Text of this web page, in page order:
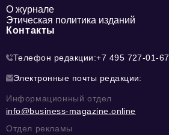
О журнале
Этическая политика изданий
Контакты
Телефон редакции:+7 495 727-01-67
Электронные почты редакции:
Информационный отдел
info@business-magazine.online
Отдел рекламы